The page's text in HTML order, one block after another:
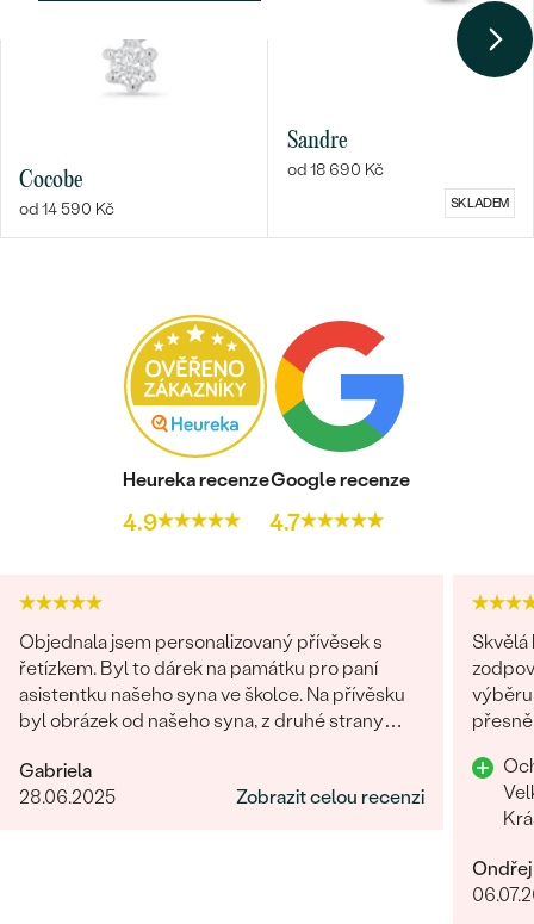
Cocobe
od 14 590 Kč
Sandre
od 18 690 Kč
SKLADEM
Heureka recenze
4.9
Google recenze
4.7
Objednala jsem personalizovaný přívěsek s
řetízkem. Byl to dárek na památku pro paní
asistentku našeho syna ve školce. Na přívěsku
byl obrázek od našeho syna, z druhé strany
dořešili jsme všechny detaily objednávky. Šperk
je nádherný, udělal velikou radost, je originální a
Gabriela
28.06.2025
Zobrazit celou recenzi
Ondřej